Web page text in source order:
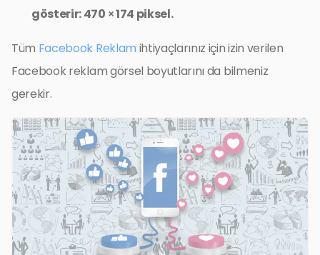
gösterir: 470 × 174 piksel.
Tüm Facebook Reklam ihtiyaçlarınız için izin verilen
Facebook reklam görsel boyutlarını da bilmeniz
gerekir.